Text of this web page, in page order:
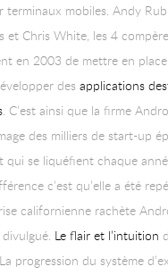
terminaux mobiles. Andy
et Chris White, les 4
en 2003 de mettre en
des applications
. C’est ainsi que la firme
des milliers de start-up
qui se liquéfient chaque
c’est qu’elle a été
californienne rachète
Le flair et l’intuition
progression du système